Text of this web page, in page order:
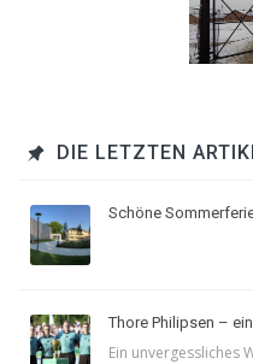
DIE LETZTEN
Schöne
Thore Philipsen –
Ein unvergessliches